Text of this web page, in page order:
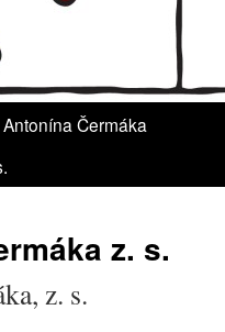
Antonína Čermáka
z. s.
z. s.